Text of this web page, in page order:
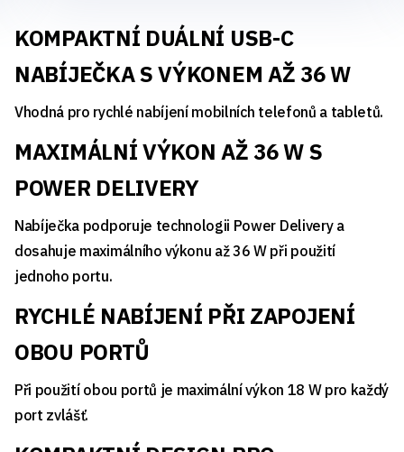
KOMPAKTNÍ DUÁLNÍ USB-C
NABÍJEČKA S VÝKONEM AŽ 36 W
Vhodná pro rychlé nabíjení mobilních telefonů a tabletů.
MAXIMÁLNÍ VÝKON AŽ 36 W S
POWER DELIVERY
Nabíječka podporuje technologii Power Delivery a
dosahuje maximálního výkonu až 36 W při použití
jednoho portu.
RYCHLÉ NABÍJENÍ PŘI ZAPOJENÍ
OBOU PORTŮ
Při použití obou portů je maximální výkon 18 W pro každý
port zvlášť.